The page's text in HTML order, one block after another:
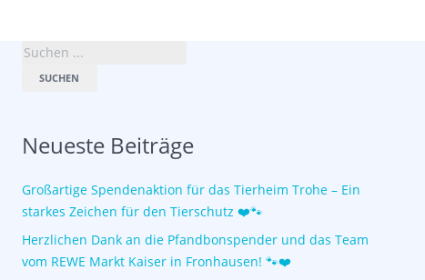
SUCHEN
Neueste Beiträge
Großartige Spendenaktion für das Tierheim Trohe – Ein
starkes Zeichen für den Tierschutz ❤️🐾
Herzlichen Dank an die Pfandbonspender und das Team
vom REWE Markt Kaiser in Fronhausen! 🐾❤️